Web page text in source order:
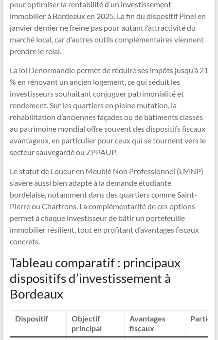
pour optimiser la rentabilité d’un investissement
immobilier à Bordeaux en 2025. La fin du dispositif Pinel en
janvier dernier ne freine pas pour autant l’attractivité du
marché local, car d’autres outils complémentaires viennent
prendre le relai.
La loi Denormandie permet de réduire ses impôts jusqu’à 21
% en rénovant un ancien logement, ce qui séduit les
investisseurs souhaitant conjuguer patrimonialité et
rendement. Sur les quartiers en pleine mutation, la
réhabilitation d’anciennes façades ou de bâtiments classés
au patrimoine mondial offre souvent des dispositifs fiscaux
avantageux, en particulier pour ceux qui se tournent vers le
secteur sauvegardé ou ZPPAUP.
Le statut de Loueur en Meublé Non Professionnel (LMNP)
s’avère aussi bien adapté à la demande étudiante
bordelaise, notamment dans des quartiers comme Saint-
Pierre ou Chartrons. La complémentarité de ces options
permet à chaque investisseur de bâtir un portefeuille
immobilier résilient, tout en profitant d’avantages fiscaux
concrets.
Tableau comparatif : principaux
dispositifs d’investissement à
Bordeaux
Dispositif
Objectif
principal
Avantages
fiscaux